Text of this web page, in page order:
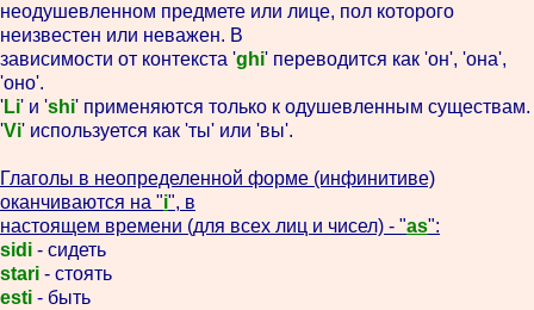
неодушевленном предмете или лице, пол которого
неизвестен или неважен. В
зависимости от контекста 'ghi' переводится как 'он', 'она',
'оно'.
'Li' и 'shi' применяются только к одушевленным существам.
'Vi' используется как 'ты' или 'вы'.
Глаголы в неопределенной форме (инфинитиве)
оканчиваются на "i", в
настоящем времени (для всех лиц и чисел) - "as":
sidi - сидеть
stari - стоять
esti - быть